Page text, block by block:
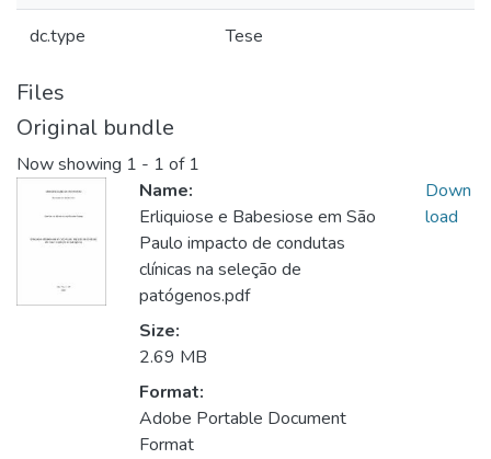
dc.type Tese
Files
Original bundle
Now showing 1 - 1 of 1
Name:
Erliquiose e Babesiose em São
Paulo impacto de condutas
clínicas na seleção de
patógenos.pdf
Size:
2.69 MB
Format:
Adobe Portable Document
Format
Down
load